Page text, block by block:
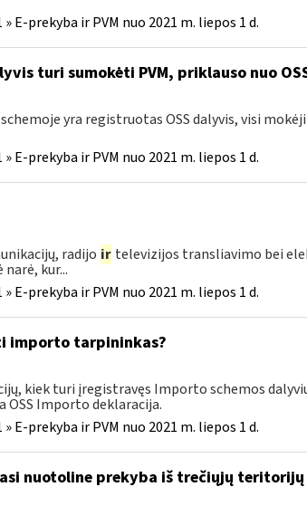
» E-prekyba ir PVM nuo 2021 m. liepos 1 d.
turi sumokėti PVM, priklauso nuo
yra registruotas OSS dalyvis, visi
» E-prekyba ir PVM nuo 2021 m. liepos 1 d.
radijo ir televizijos transliavimo bei
kur...
» E-prekyba ir PVM nuo 2021 m. liepos 1 d.
importo tarpininkas?
kiek turi įregistravęs Importo schemos
Importo deklaracija.
» E-prekyba ir PVM nuo 2021 m. liepos 1 d.
nuotoline prekyba iš trečiųjų teritorijų